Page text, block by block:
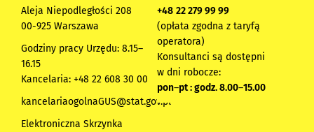
Aleja Niepodległości 208
00-925 Warszawa
Godziny pracy Urzędu: 8.15–
16.15
Kancelaria: +48 22 608 30 00
kancelariaogolnaGUS@stat.gov.pl
Elektroniczna Skrzynka
+48 22 279 99 99
(opłata zgodna z taryfą
operatora)
Konsultanci są dostępni
w dni robocze:
pon–pt : godz. 8.00–15.00